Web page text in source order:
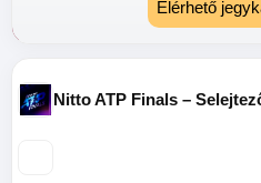
Elérhető
Nitto ATP Finals –